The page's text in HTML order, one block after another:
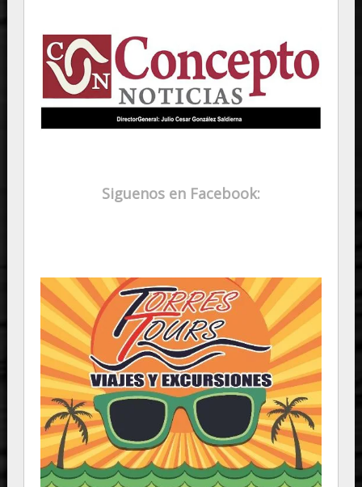
Siguenos en Facebook: